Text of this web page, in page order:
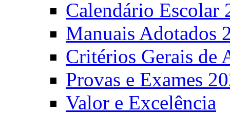
Calendário Escolar
Manuais Adotados
Critérios Gerais de
Provas e Exames
Valor e Excelência